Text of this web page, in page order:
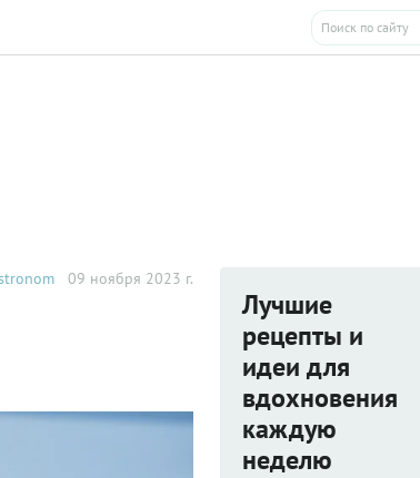
09 ноября 2023 г.
Лучшие
рецепты и
идеи для
вдохновения
каждую
неделю